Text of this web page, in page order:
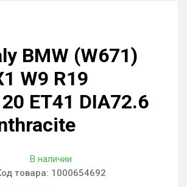
BMW (W671)
W9 R19
ET41 DIA72.6
В наличии
товара: 1000654692